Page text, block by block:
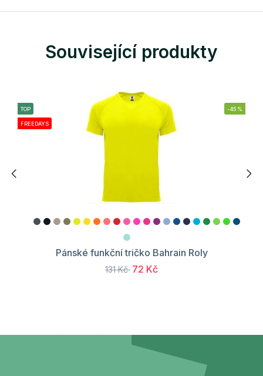
Související produkty
TOP
FREEDAYS
-45%
Pánské funkční tričko Bahrain Roly
131 Kč 72 Kč